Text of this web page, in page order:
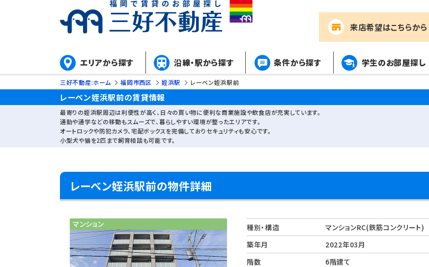
来店希望はこちらから
エリアから探す 沿線・駅から探す 条件から探す 学生のお部屋探し
三好不動産:ホーム 福岡市西区 姪浜駅 レーベン姪浜駅前
レーベン姪浜駅前の賃貸情報
最寄りの姪浜駅周辺は利便性が高く、日々の買い物に便利な商業施設や飲食店が充実しています。
通勤や通学などの移動もスムーズで、暮らしやすい環境が整ったエリアです。
オートロックや防犯カメラ、宅配ボックスを完備しておりセキュリティも安心です。
小型犬や猫を2匹まで飼育相談も可能です。
レーベン姪浜駅前の物件詳細
マンション 種別・構造
マンションRC(鉄筋コンクリート)
築年月
2022年03月
階数
6階建て